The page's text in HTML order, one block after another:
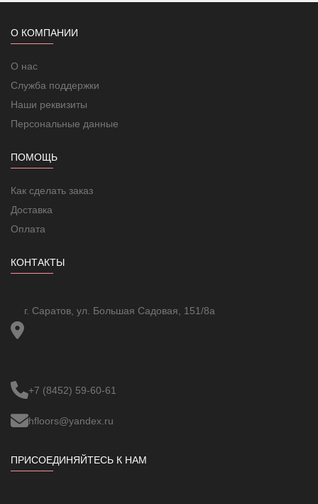
О КОМПАНИИ
О нас
Служба поддержки
Наши реквизиты
Персональные данные
ПОМОЩЬ
Как сделать заказ
Доставка
Оплата
КОНТАКТЫ
г. Саратов, ул. Большая Садовая, 151/8а
+7 (8452) 59-60-61
hfloors@yandex.ru
ПРИСОЕДИНЯЙТЕСЬ К НАМ